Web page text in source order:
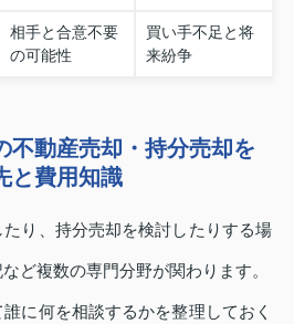
相手と合意不要
の可能性
買い手不足と将
来紛争
不動産売却・持分売却を
と費用知識
り、持分売却を検討したりする場
ど複数の専門分野が関わります。
に何を相談するかを整理しておく